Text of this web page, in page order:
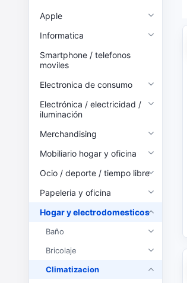
Apple
Informatica
Smartphone / telefonos
moviles
Electronica de consumo
Electrónica / electricidad /
iluminación
Merchandising
Mobiliario hogar y oficina
Ocio / deporte / tiempo libre
Papeleria y oficina
Hogar y electrodomesticos
Baño
Bricolaje
Climatizacion